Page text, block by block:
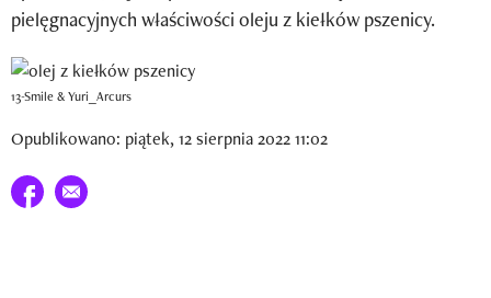
pielęgnacyjnych właściwości oleju z kiełków pszenicy.
13-Smile & Yuri_Arcurs
Opublikowano: piątek, 12 sierpnia 2022 11:02
Udostępnij na facebook
E-mail do przyjaciela